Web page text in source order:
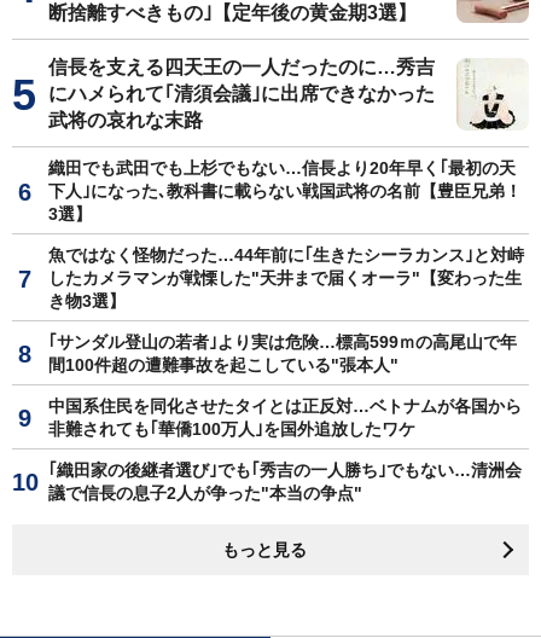
断捨離すべきもの｣【定年後の黄金期3選】
信長を支える四天王の一人だったのに…秀吉
にハメられて｢清須会議｣に出席できなかった
武将の哀れな末路
織田でも武田でも上杉でもない…信長より20年早く｢最初の天
下人｣になった､教科書に載らない戦国武将の名前【豊臣兄弟！
3選】
魚ではなく怪物だった…44年前に｢生きたシーラカンス｣と対峙
したカメラマンが戦慄した"天井まで届くオーラ"【変わった生
き物3選】
｢サンダル登山の若者｣より実は危険…標高599ｍの高尾山で年
間100件超の遭難事故を起こしている"張本人"
中国系住民を同化させたタイとは正反対…ベトナムが各国から
非難されても｢華僑100万人｣を国外追放したワケ
｢織田家の後継者選び｣でも｢秀吉の一人勝ち｣でもない…清洲会
議で信長の息子2人が争った"本当の争点"
もっと見る